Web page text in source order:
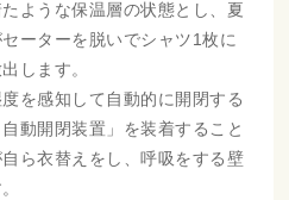
ような保温層の状態とし、夏
ーターを脱いでシャツ1枚に
します。
を感知して自動的に開閉する
動開閉装置」を装着すること
ら衣替えをし、呼吸をする壁